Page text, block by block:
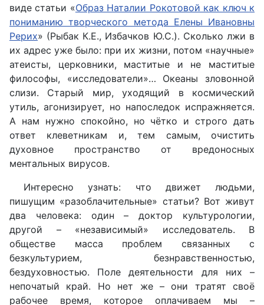
виде статьи «Образ Наталии Рокотовой как ключ к
пониманию творческого метода Елены Ивановны
Рерих» (Рыбак К.Е., Избачков Ю.С.). Сколько лжи в
их адрес уже было: при их жизни, потом «научные»
атеисты, церковники, маститые и не маститые
философы, «исследователи»… Океаны зловонной
слизи. Старый мир, уходящий в космический
утиль, агонизирует, но напоследок испражняется.
А нам нужно спокойно, но чётко и строго дать
ответ клеветникам и, тем самым, очистить
духовное пространство от вредоносных
ментальных вирусов.
Интересно узнать: что движет людьми,
пишущим «разоблачительные» статьи? Вот живут
два человека: один – доктор культурологии,
другой – «независимый» исследователь. В
обществе масса проблем связанных с
безкультурием, безнравственностью,
бездуховностью. Поле деятельности для них –
непочатый край. Но нет же – они тратят своё
рабочее время, которое оплачиваем мы –